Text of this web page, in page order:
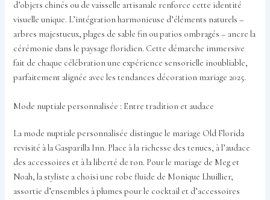
d’objets chinés ou de vaisselle artisanale renforce cette identité
visuelle unique. L’intégration harmonieuse d’éléments naturels –
arbres majestueux, plages de sable fin ou patios ombragés – ancre la
cérémonie dans le paysage floridien. Cette démarche immersive
fait de chaque célébration une expérience sensorielle inoubliable,
parfaitement alignée avec les tendances décoration mariage 2025.
Mode nuptiale personnalisée : Entre tradition et audace
La mode nuptiale personnalisée distingue le mariage Old Florida
revisité à la Gasparilla Inn. Place à la richesse des tenues, à l’audace
des accessoires et à la liberté de ton. Pour le mariage de Meg et
Noah, la styliste a choisi une robe fluide de Monique Lhuillier,
assortie d’ensembles à plumes pour le cocktail et d’accessoires